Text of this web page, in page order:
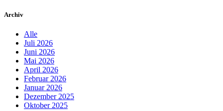
Archiv
Alle
Juli 2026
Juni 2026
Mai 2026
April 2026
Februar 2026
Januar 2026
Dezember 2025
Oktober 2025